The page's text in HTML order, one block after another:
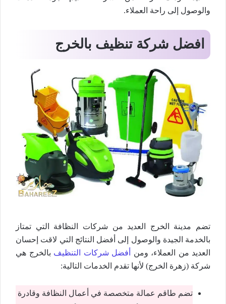
والوصول إلى راحة العملاء.
افضل شركة تنظيف بالخرج
تضم مدينة الخرج العديد من شركات النظافة التي تمتاز
بالخدمة الجيدة والوصول إلى أفضل النتائج التي لاقت إحسان
العديد من العملاء، ومن
أفضل شركات التنظيف بالخرج هي
شركة (زهرة الخرج) لأنها تقدم الخدمات التالية:
تضم طاقم عمالة متخصصة في أعمال النظافة وقادرة